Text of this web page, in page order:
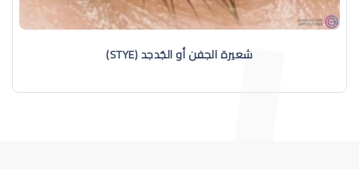
شعيرة الجفن أو الجُدجد (STYE)